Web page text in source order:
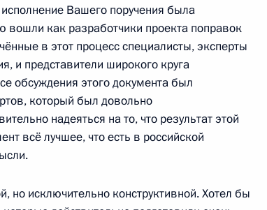
Совета
назначении специальных
Вашего поручения была
вошли как разработчики проекта поправок
в этот процесс специалисты, эксперты
и представители широкого круга
обсуждения этого документа был
который был довольно
надеяться на то, что результат этой
всё лучшее, что есть в российской
но исключительно конструктивной. Хотел бы